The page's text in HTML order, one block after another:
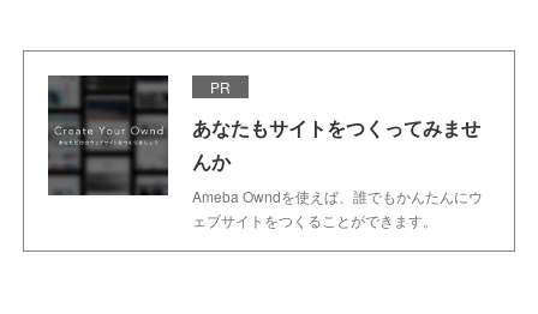
PR
あなたもサイトをつくってみませ
んか
Ameba Owndを使えば、誰でもかんたんにウ
ェブサイトをつくることができます。